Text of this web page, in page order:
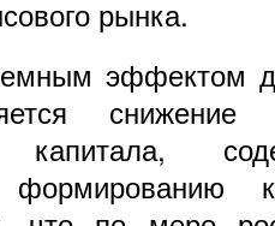
рынка.
эффектом
капитала,
формированию